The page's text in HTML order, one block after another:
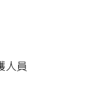
人員